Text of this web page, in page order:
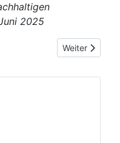
2025
story lab in Bürgewald
Nächster
Weiter